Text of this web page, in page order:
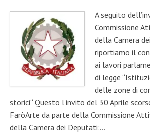
A seguito
Commissione
della Camera
riportiamo il
ai lavori
di legge
delle zone di
storici“ Questo l’invito del 30 Aprile
FaròArte da parte della Commissione
della Camera dei Deputati:…